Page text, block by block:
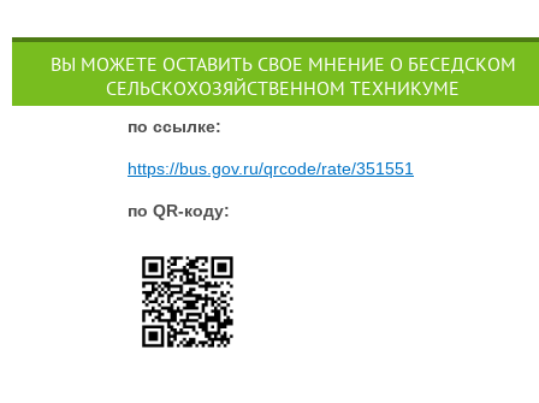
ВЫ МОЖЕТЕ ОСТАВИТЬ СВОЕ МНЕНИЕ О БЕСЕДСКОМ
СЕЛЬСКОХОЗЯЙСТВЕННОМ ТЕХНИКУМЕ
по ссылке:
https://bus.gov.ru/qrcode/rate/351551
по QR-коду: